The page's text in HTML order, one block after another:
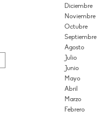
Diciembre
Noviembre
Octubre
Septiembre
Agosto
Julio
Junio
Mayo
Abril
Marzo
Febrero